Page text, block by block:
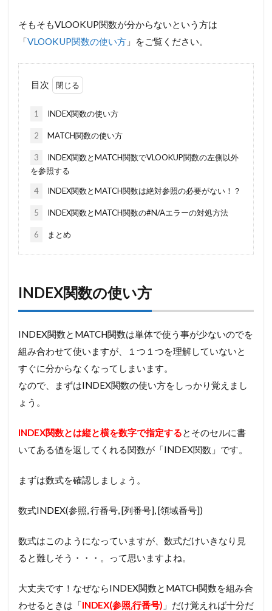
そもそもVLOOKUP関数が分からないという方は
「VLOOKUP関数の使い方 」をご覧ください。
目次
1 INDEX関数の使い方
2 MATCH関数の使い方
3
INDEX関数とMATCH関数でVLOOKUP関数の左側以外
を参照する
4 INDEX関数とMATCH関数は絶対参照の必要がない！？
5 INDEX関数とMATCH関数の#N/Aエラーの対処方法
6 まとめ
INDEX関数の使い方
INDEX関数とMATCH関数は単体で使う事が少ないのでを
組み合わせて使いますが、１つ１つを理解していないと
すぐに分からなくなってしまいます。
なので、まずはINDEX関数の使い方をしっかり覚えまし
ょう。
INDEX関数とは縦と横を数字で指定するとそのセルに書
いてある値を返してくれる関数が「INDEX関数」です。
まずは数式を確認しましょう。
数式INDEX(参照, 行番号, [列番号], [領域番号])
数式はこのようになっていますが、数式だけいきなり見
ると難しそう・・・。って思いますよね。
大丈夫です！なぜならINDEX関数とMATCH関数を組み合
わせるときは「INDEX(参照,行番号) 」だけ覚えれば十分だ